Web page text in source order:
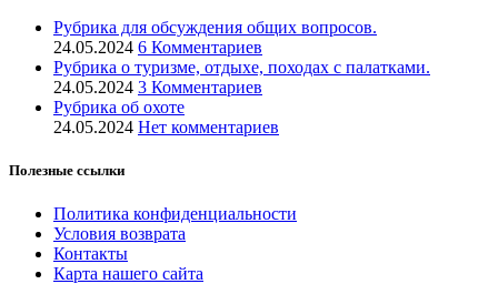
Рубрика для обсуждения общих вопросов.
24.05.2024 6 Комментариев
Рубрика о туризме, отдыхе, походах с палатками.
24.05.2024 3 Комментариев
Рубрика об охоте
24.05.2024 Нет комментариев
Полезные ссылки
Политика конфиденциальности
Условия возврата
Контакты
Карта нашего сайта